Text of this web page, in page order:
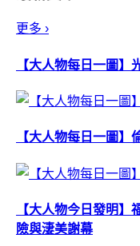
更多 ›
【大人物每日一圖】
【大人物每日一圖
【大人物今日發明
險與淒美謝幕